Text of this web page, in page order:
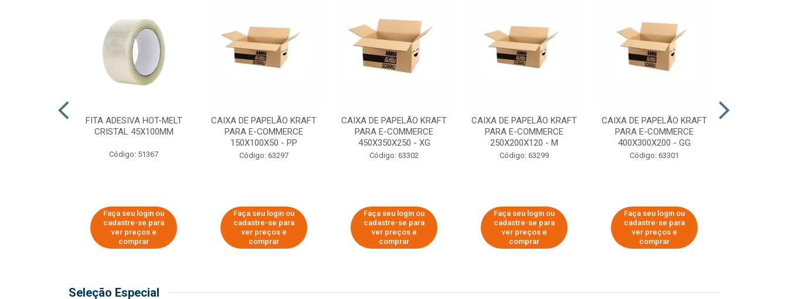
FITA ADESIVA HOT-MELT
CRISTAL 45X100MM
Código: 51367
Faça seu login ou
cadastre-se para
ver preços e
comprar
CAIXA DE PAPELÃO KRAFT
PARA E-COMMERCE
150X100X50 - PP
Código: 63297
Faça seu login ou
cadastre-se para
ver preços e
comprar
CAIXA DE PAPELÃO KRAFT
PARA E-COMMERCE
450X350X250 - XG
Código: 63302
Faça seu login ou
cadastre-se para
ver preços e
comprar
CAIXA DE PAPELÃO KRAFT
PARA E-COMMERCE
250X200X120 - M
Código: 63299
Faça seu login ou
cadastre-se para
ver preços e
comprar
CAIXA DE PAPELÃO KRAFT
PARA E-COMMERCE
400X300X200 - GG
Código: 63301
Faça seu login ou
cadastre-se para
ver preços e
comprar
Seleção Especial